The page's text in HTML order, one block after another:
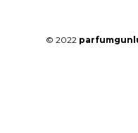
© 2022